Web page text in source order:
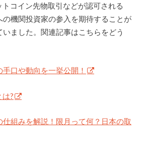
コイン先物取引などが認可される
の機関投資家の参入を期待することが
ました。関連記事はこちらをどう
口や動向を一挙公開！
?
組みを解説！限月って何？日本の取